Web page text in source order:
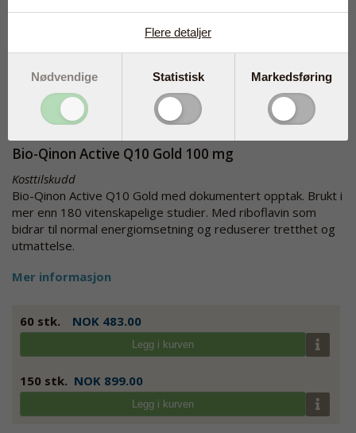
Bio-Qinon Active Q10 Gold 100 mg
Kosttilskudd
Bio-Qinon Active Q10 Gold med dokumentert opptak. Brukt i
mer enn 180 vitenskapelige studier. Med riboflavin som
bidrar til normal energiomsetning og reduserer tretthet og
utmattelse.
Mer informasjon
60 stk. NOK 483.00
Legg i kurven
150 stk. NOK 899.00
Legg i kurven
Flere detaljer
Nødvendige Statistisk Markedsføring